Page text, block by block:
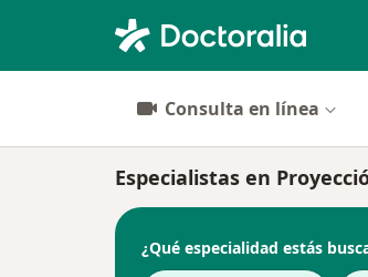
Consulta en línea
Especialistas en
¿Qué especialidad estás